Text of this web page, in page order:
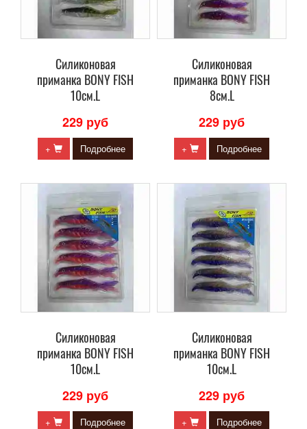
Силиконовая
приманка BONY FISH
10см.L
229 руб
+ Подробнее
Силиконовая
приманка BONY FISH
8см.L
229 руб
+ Подробнее
Силиконовая
приманка BONY FISH
10см.L
229 руб
+ Подробнее
Силиконовая
приманка BONY FISH
10см.L
229 руб
+ Подробнее